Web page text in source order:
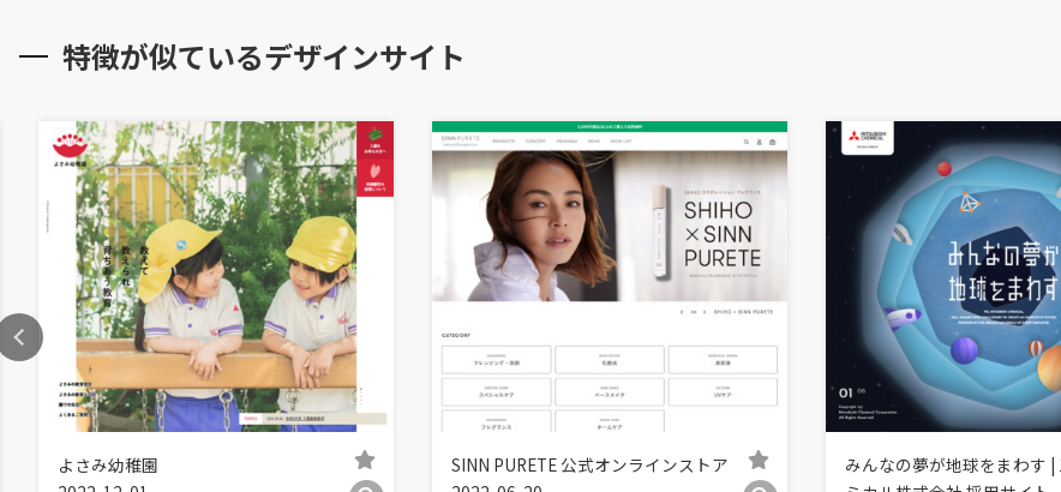
特徴が似ているデザインサイト
よさみ幼稚園
SINN PURETE 公式オンラインストア
みんなの夢が地球をまわす |